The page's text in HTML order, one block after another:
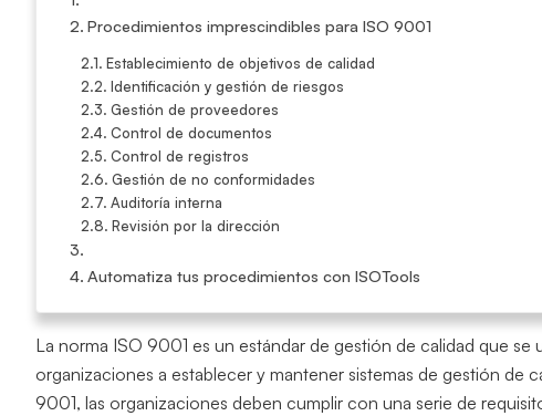
Procedimientos imprescindibles para ISO 9001
Establecimiento de objetivos de calidad
Identificación y gestión de riesgos
Gestión de proveedores
Control de documentos
Control de registros
Gestión de no conformidades
Auditoría interna
Revisión por la dirección
Automatiza tus procedimientos con ISOTools
La norma ISO 9001 es un estándar de gestión de calidad que se
organizaciones a establecer y mantener sistemas de gestión de
9001, las organizaciones deben cumplir con una serie de